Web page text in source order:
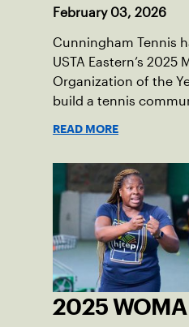
February 03, 2026
Cunningham Tennis
USTA Eastern’s 2025
Organization of the
build a tennis
READ MORE
2025